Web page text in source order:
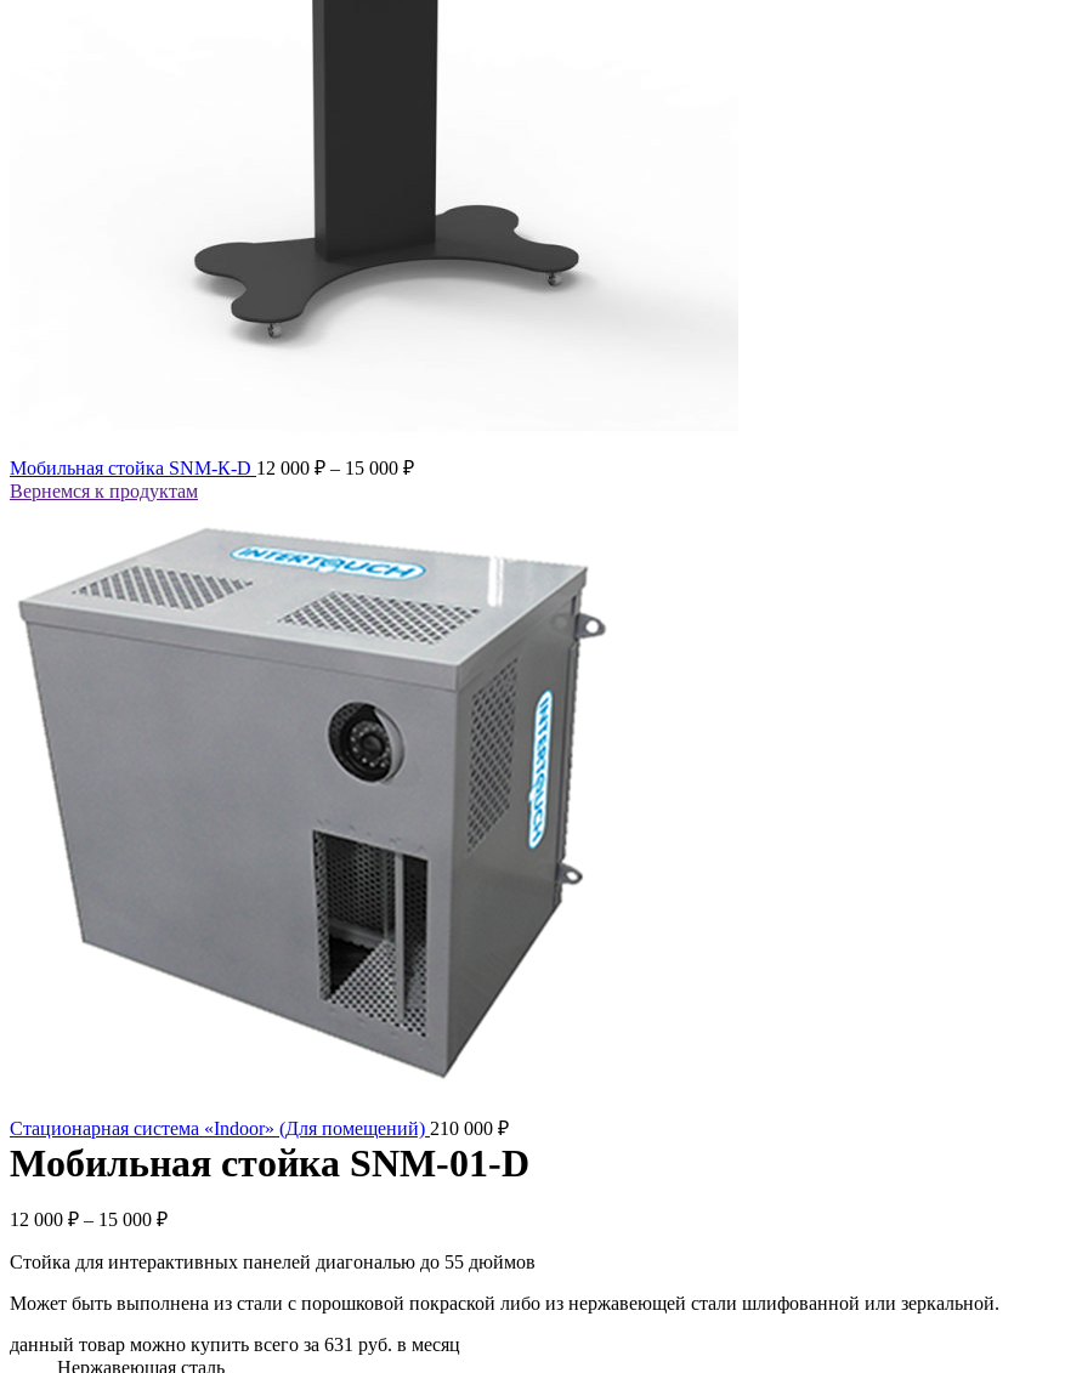
Мобильная стойка SNM-К-D 12 000 ₽ – 15 000 ₽
Вернемся к продуктам
Стационарная система «Indoor» (Для помещений) 210 000 ₽
Мобильная стойка SNM-01-D
12 000 ₽ – 15 000 ₽
Стойка для интерактивных панелей диагональю до 55 дюймов
Может быть выполнена из стали с порошковой покраской либо из нержавеющей стали шлифованной или зеркальной.
данный товар можно купить всего за 631 руб. в месяц
Нержавеющая сталь